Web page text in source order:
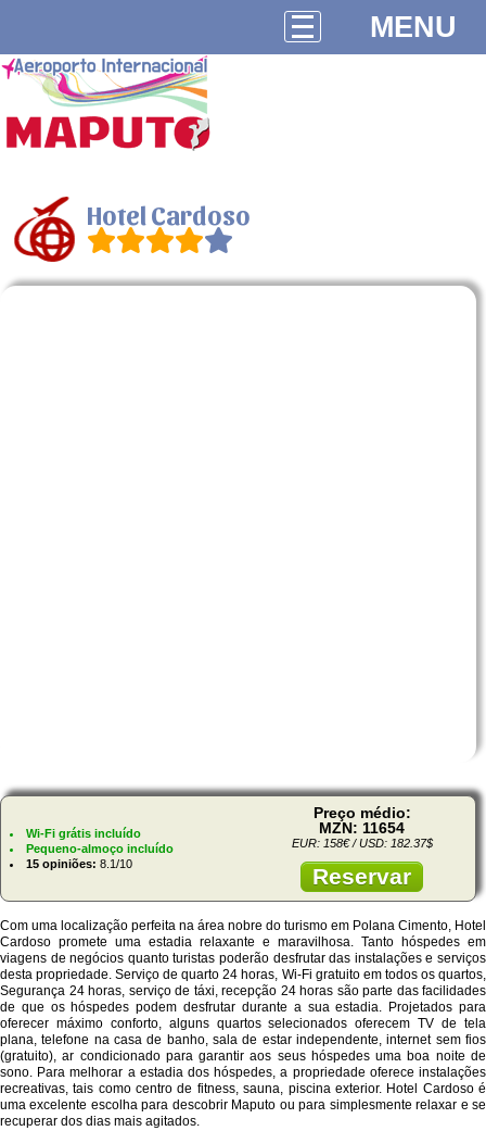
MENU
Hotel Cardoso
Wi-Fi grátis incluído
Pequeno-almoço incluído
15 opiniões: 8.1/10
Preço médio:
MZN: 11654
EUR: 158€ / USD: 182.37$
Reservar
Com uma localização perfeita na área nobre do turismo em Polana Cimento, Hotel
Cardoso promete uma estadia relaxante e maravilhosa. Tanto hóspedes em
viagens de negócios quanto turistas poderão desfrutar das instalações e serviços
desta propriedade. Serviço de quarto 24 horas, Wi-Fi gratuito em todos os quartos,
Segurança 24 horas, serviço de táxi, recepção 24 horas são parte das facilidades
de que os hóspedes podem desfrutar durante a sua estadia. Projetados para
oferecer máximo conforto, alguns quartos selecionados oferecem TV de tela
plana, telefone na casa de banho, sala de estar independente, internet sem fios
(gratuito), ar condicionado para garantir aos seus hóspedes uma boa noite de
sono. Para melhorar a estadia dos hóspedes, a propriedade oferece instalações
recreativas, tais como centro de fitness, sauna, piscina exterior. Hotel Cardoso é
uma excelente escolha para descobrir Maputo ou para simplesmente relaxar e se
recuperar dos dias mais agitados.